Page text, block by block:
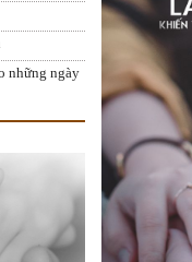
những ngày